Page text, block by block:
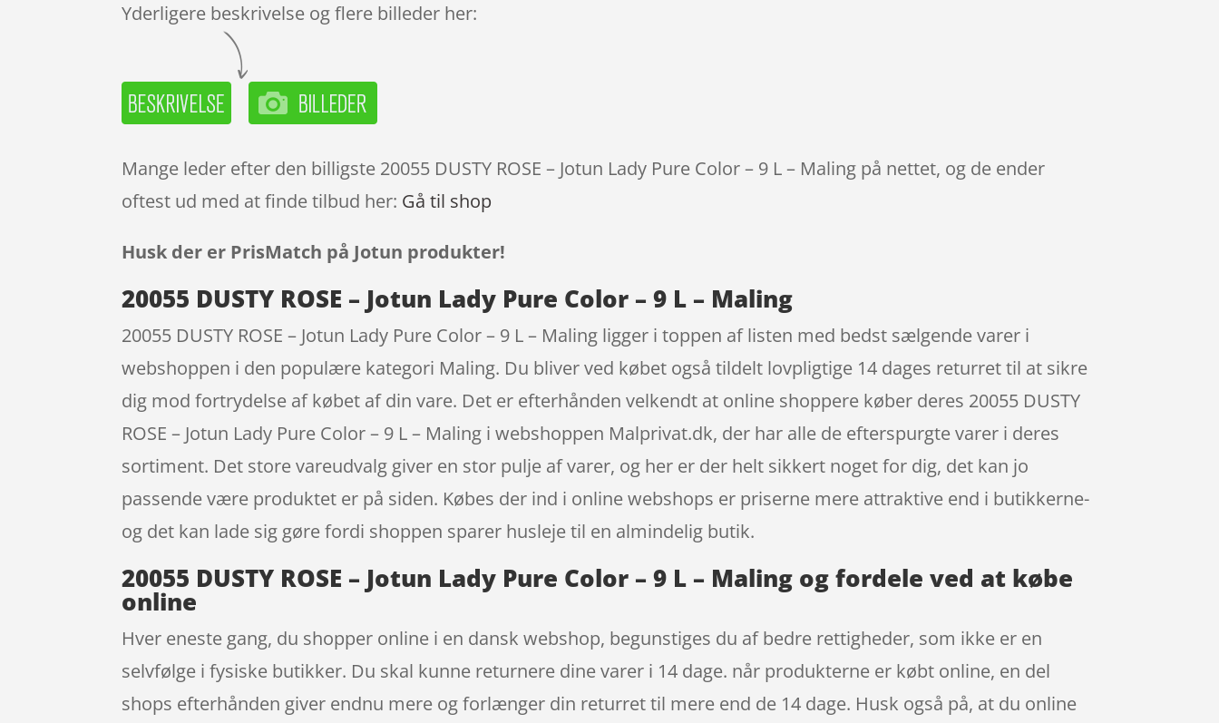
Yderligere beskrivelse og flere billeder her:
Mange leder efter den billigste 20055 DUSTY ROSE – Jotun Lady Pure Color – 9 L – Maling på nettet, og de ender
oftest ud med at finde tilbud her: Gå til shop
Husk der er PrisMatch på Jotun produkter!
20055 DUSTY ROSE – Jotun Lady Pure Color – 9 L – Maling
20055 DUSTY ROSE – Jotun Lady Pure Color – 9 L – Maling ligger i toppen af listen med bedst sælgende varer i
webshoppen i den populære kategori Maling. Du bliver ved købet også tildelt lovpligtige 14 dages returret til at sikre
dig mod fortrydelse af købet af din vare. Det er efterhånden velkendt at online shoppere køber deres 20055 DUSTY
ROSE – Jotun Lady Pure Color – 9 L – Maling i webshoppen Malprivat.dk, der har alle de efterspurgte varer i deres
sortiment. Det store vareudvalg giver en stor pulje af varer, og her er der helt sikkert noget for dig, det kan jo
passende være produktet er på siden. Købes der ind i online webshops er priserne mere attraktive end i butikkerne-
og det kan lade sig gøre fordi shoppen sparer husleje til en almindelig butik.
20055 DUSTY ROSE – Jotun Lady Pure Color – 9 L – Maling og fordele ved at købe
online
Hver eneste gang, du shopper online i en dansk webshop, begunstiges du af bedre rettigheder, som ikke er en
selvfølge i fysiske butikker. Du skal kunne returnere dine varer i 14 dage. når produkterne er købt online, en del
shops efterhånden giver endnu mere og forlænger din returret til mere end de 14 dage. Husk også på, at du online